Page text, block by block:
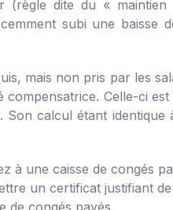
(règle dite du «
subi une baisse
mais non pris par les
compensatrice. Celle-ci
calcul étant identique
à une caisse de congés
un certificat justifiant
de congés payés.